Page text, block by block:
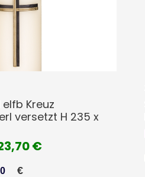
elfb Kreuz
versetzt H 235 x
€
€